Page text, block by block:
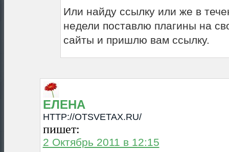
Или найду ссылку или же в
недели поставлю плагины на
сайты и пришлю вам ссылку.
ЕЛЕНА
HTTP://OTSVETAX.RU/
пишет:
2 Октябрь 2011 в 12:15